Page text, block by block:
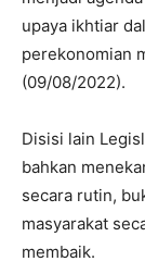
upaya ikhtiar
perekonomian
(09/08/2022).
Disisi lain
bahkan
secara rutin,
masyarakat
membaik.